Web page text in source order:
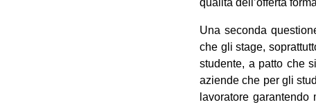
qualità dell’offerta
Una seconda
che gli stage,
studente, a patto che
aziende che per gli
lavoratore